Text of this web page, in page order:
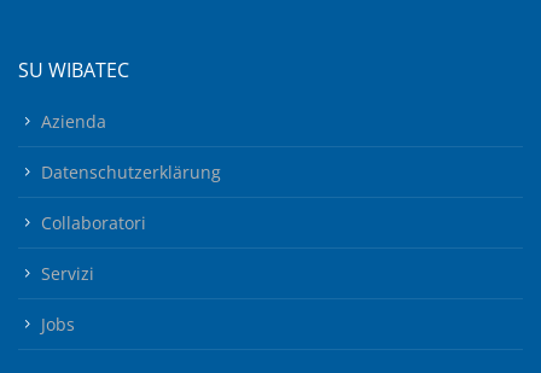
SU WIBATEC
Azienda
Datenschutzerklärung
Collaboratori
Servizi
Jobs